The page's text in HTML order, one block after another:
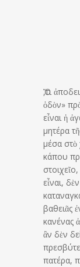
Ὅ,τι
ὁδὸν»
εἶναι ἡ
μητέρα
μέσα στὸ
κάπου
εἶναι,
βαθειᾶς
κανένας
ἂν δὲν
πατέρα,